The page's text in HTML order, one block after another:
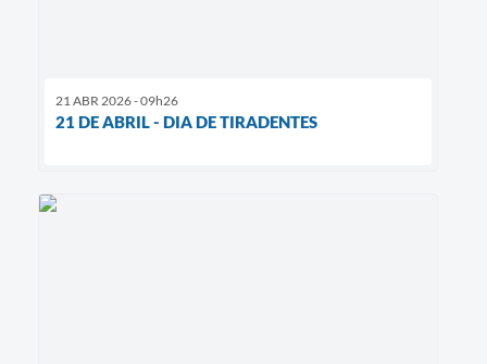
21 ABR 2026 - 09h26
21 DE ABRIL - DIA DE TIRADENTES